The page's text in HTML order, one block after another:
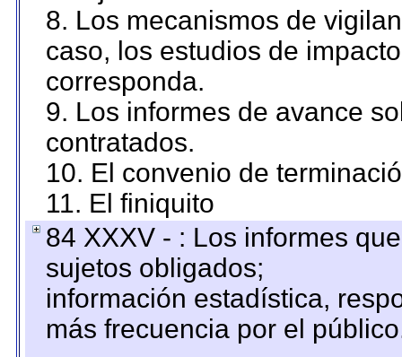
8. Los mecanismos de
caso, los estudios de
corresponda.
9. Los informes de avance
contratados.
10. El convenio de
11. El finiquito
84 XXXV - : Los informes
sujetos obligados;
información estadística,
más frecuencia por el